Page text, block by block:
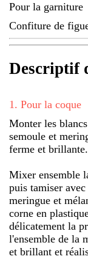
Pour la garniture
Confiture de
Descriptif
1 . Pour la coque
Monter les
semoule et
ferme et brillante.
Mixer ensemble
puis tamiser
meringue et
corne en
délicatement la
l'ensemble de la
et brillant et